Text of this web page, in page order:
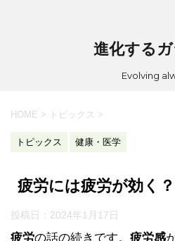
進化する
Evolving
HOME > トピックス >
トピックス 健康・医学
疲労には疲労が効く？
投稿日： 2024年1月17日
疲労の話の続きです。 疲労感